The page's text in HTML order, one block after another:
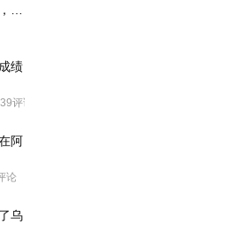
一
劝
绩
评论
阿
论
乌